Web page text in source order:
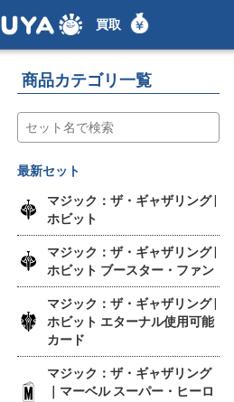
買取
商品カテゴリ一覧